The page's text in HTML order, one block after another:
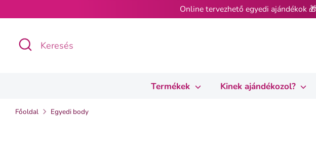
a
tartalomra
Online tervezhető egyedi ajándékok
Keresés
Keresés
Termékek Kinek ajándékozol?
Főoldal Egyedi body